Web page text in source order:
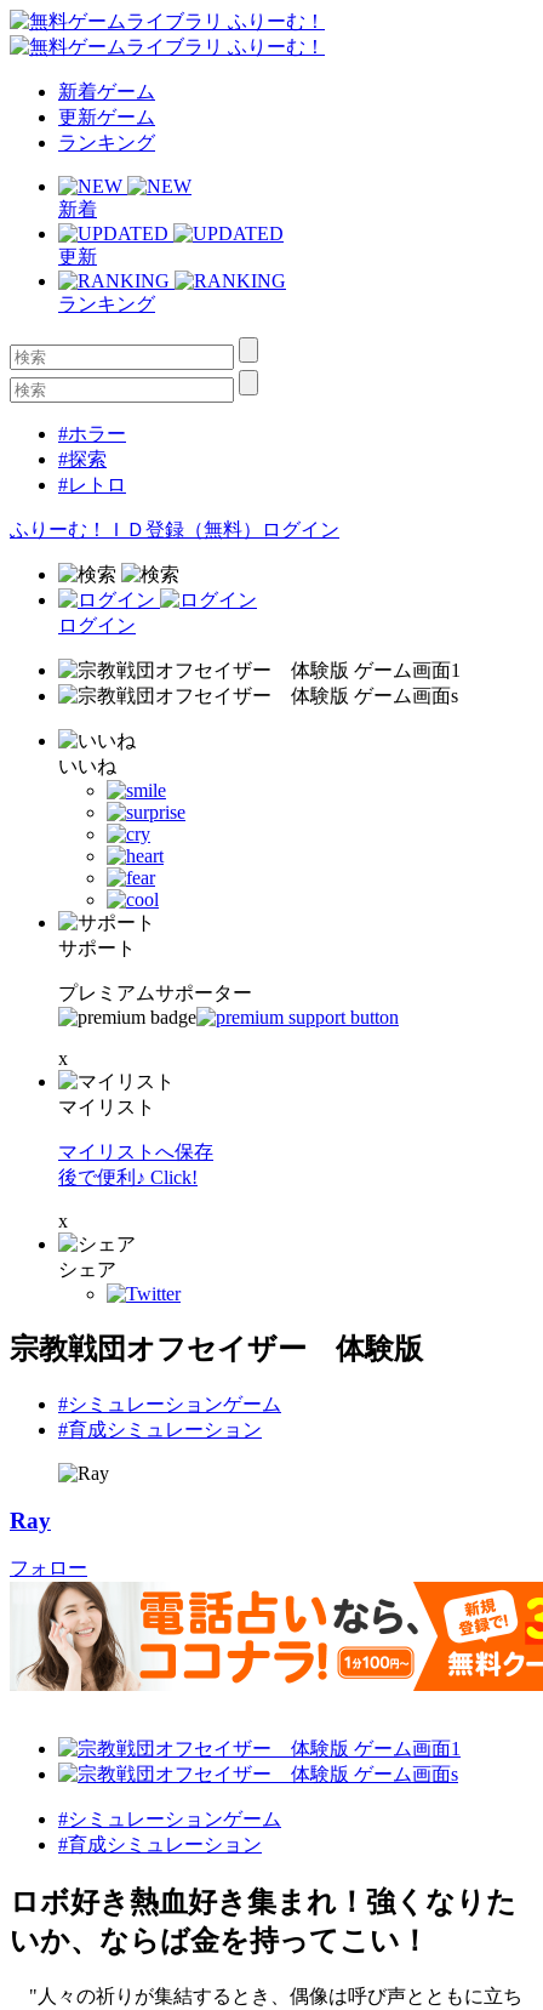
新着ゲーム
更新ゲーム
ランキング
新着
更新
ランキング
#ホラー
#探索
#レトロ
ふりーむ！ＩＤ登録（無料） ログイン
ログイン
いいね
サポート
プレミアムサポーター
x
マイリスト
マイリストへ保存
後で便利♪ Click!
x
シェア
宗教戦団オフセイザー 体験版
#シミュレーションゲーム
#育成シミュレーション
Ray
フォロー
#シミュレーションゲーム
#育成シミュレーション
ロボ好き熱血好き集まれ！強くなりた
いか、ならば金を持ってこい！
"人々の祈りが集結するとき、偶像は呼び声とともに立ち